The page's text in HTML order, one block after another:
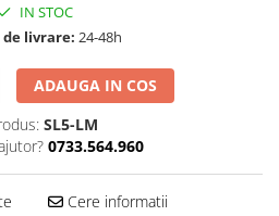
IN STOC
livrare: 24-48h
ADAUGA IN COS
SL5-LM
0733.564.960
Cere informatii